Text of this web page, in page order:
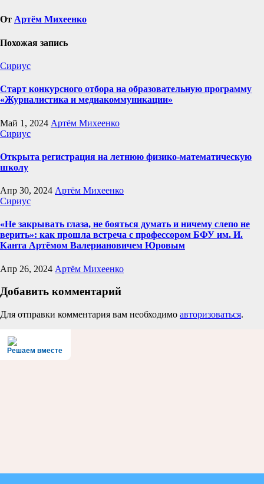
От Артём Михеенко
Похожая запись
Сириус
Старт конкурсного отбора на образовательную программу
«Журналистика и медиакоммуникации»
Май 1, 2024 Артём Михеенко
Сириус
Открыта регистрация на летнюю физико-математическую
школу
Апр 30, 2024 Артём Михеенко
Сириус
«Не закрывать глаза, не бояться думать и ничему слепо не
верить»: как прошла встреча с профессором БФУ им. И.
Канта Артёмом Валериановичем Юровым
Апр 26, 2024 Артём Михеенко
Добавить комментарий
Для отправки комментария вам необходимо авторизоваться.
Решаем вместе